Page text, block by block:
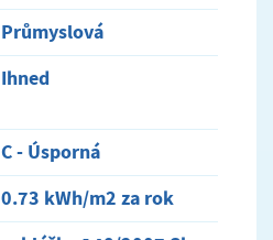
Průmyslová
Ihned
C - Úsporná
0.73 kWh/m2 za rok